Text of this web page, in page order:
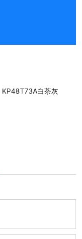
KP48T73A白茶灰